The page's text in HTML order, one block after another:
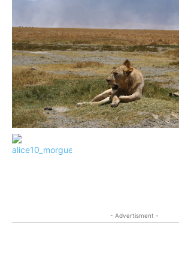
- Advertisment -